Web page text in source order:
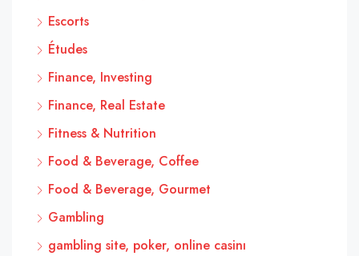
Escorts
Études
Finance, Investing
Finance, Real Estate
Fitness & Nutrition
Food & Beverage, Coffee
Food & Beverage, Gourmet
Gambling
gambling site, poker, online casinı